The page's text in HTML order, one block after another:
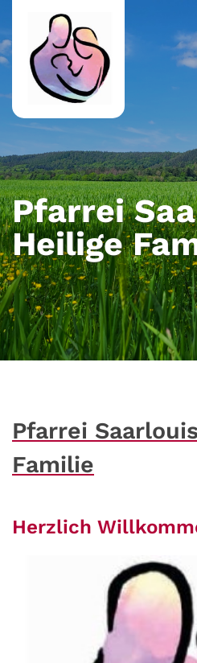
Zum Inhalt springen
Pfarrei
Heilige
Pfarrei
Familie
Herzlich